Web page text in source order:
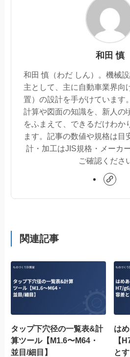
和田 慎
和田 慎（わだ しん）。機械
主として、主に自動車業界向
置）の設計を手がけています
計算や図面の知識を、新人の
をふまえて、できるだけわか
ます。記事の数値や規格は目
計・加工はJIS規格・メーカ
ご確認くださ
関連記事
タップ下穴径の一覧表&計
算ツール【M1.6〜M64・
並目/細目】
は
【
と